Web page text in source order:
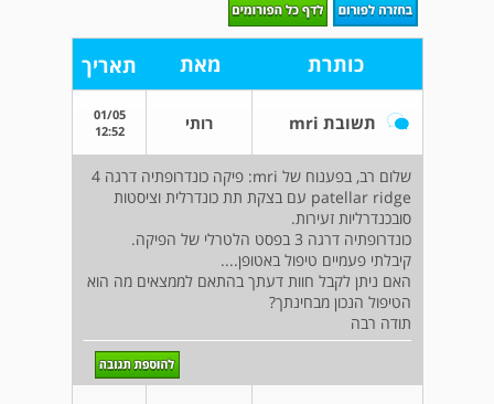
כותרת מאת תאריך
תשובת mri רותי
01/05
12:52
שלום רב, בפענוח של mri: פיקה כונדרופתיה דרגה 4
patellar ridge עם בצקת תת כונדרלית וציסטות
סובכנדרליות זעירות.
כונדרופתיה דרגה 3 בפסט הלטרלי של הפיקה.
קיבלתי פעמיים טיפול באטופן....
האם ניתן לקבל חוות דעתך בהתאם לממצאים מה הוא
הטיפול הנכון מבחינתך?
תודה רבה